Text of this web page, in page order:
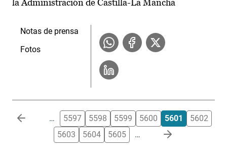
la Administración de Castilla-La Mancha
Notas de prensa
Fotos
Paginación … 5597 5598 5599 5600 5601
5602
5603
5604 5605 …